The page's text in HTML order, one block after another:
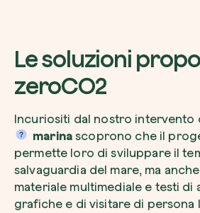
Le soluzioni
zeroCO2
Incuriositi dal nostro intervento
marinascoprono che il
permette loro di sviluppare il
salvaguardia del mare, ma
materiale multimediale e testi
grafiche e di visitare di persona